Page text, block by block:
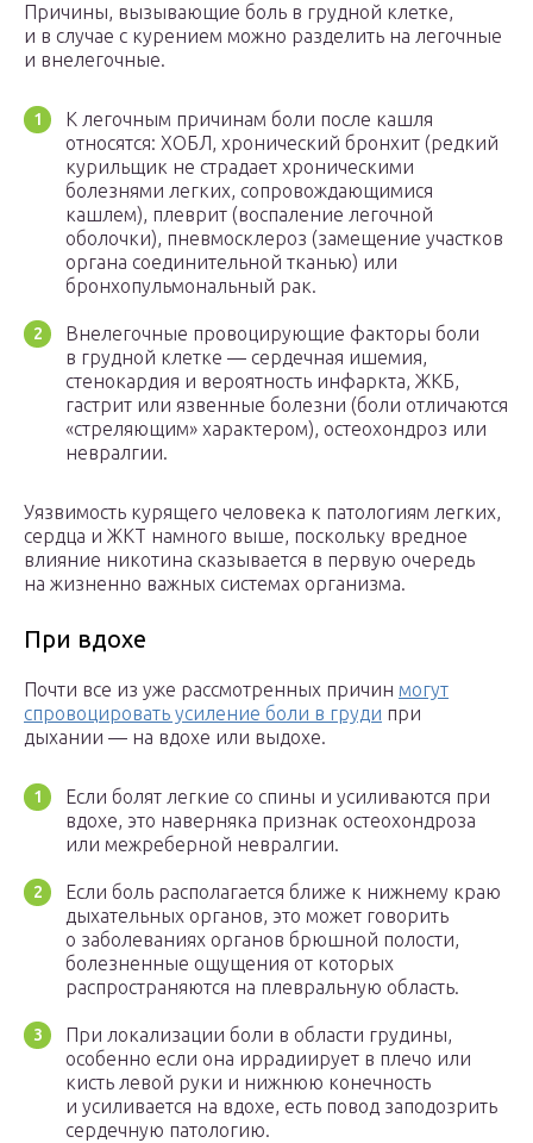
Причины, вызывающие боль в грудной клетке,
и в случае с курением можно разделить на легочные
и внелегочные.
К легочным причинам боли после кашля
относятся: ХОБЛ, хронический бронхит (редкий
курильщик не страдает хроническими
болезнями легких, сопровождающимися
кашлем), плеврит (воспаление легочной
оболочки), пневмосклероз (замещение участков
органа соединительной тканью) или
бронхопульмональный рак.
Внелегочные провоцирующие факторы боли
в грудной клетке — сердечная ишемия,
стенокардия и вероятность инфаркта, ЖКБ,
гастрит или язвенные болезни (боли отличаются
«стреляющим» характером), остеохондроз или
невралгии.
Уязвимость курящего человека к патологиям легких,
сердца и ЖКТ намного выше, поскольку вредное
влияние никотина сказывается в первую очередь
на жизненно важных системах организма.
При вдохе
Почти все из уже рассмотренных причин могут
спровоцировать усиление боли в груди при
дыхании — на вдохе или выдохе.
Если болят легкие со спины и усиливаются при
вдохе, это наверняка признак остеохондроза
или межреберной невралгии.
Если боль располагается ближе к нижнему краю
дыхательных органов, это может говорить
о заболеваниях органов брюшной полости,
болезненные ощущения от которых
распространяются на плевральную область.
При локализации боли в области грудины,
особенно если она иррадиирует в плечо или
кисть левой руки и нижнюю конечность
и усиливается на вдохе, есть повод заподозрить
сердечную патологию.